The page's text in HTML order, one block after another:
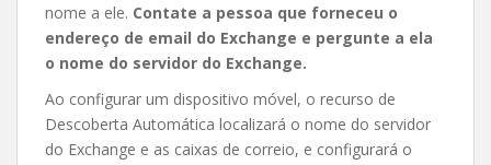
nome a ele. Contate a pessoa que forneceu o
endereço de email do Exchange e pergunte a ela
o nome do servidor do Exchange.
Ao configurar um dispositivo móvel, o recurso de
Descoberta Automática localizará o nome do servidor
do Exchange e as caixas de correio, e configurará o